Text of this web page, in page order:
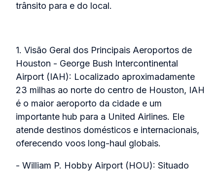
trânsito para e do local.
1. Visão Geral dos Principais Aeroportos de
Houston - George Bush Intercontinental
Airport (IAH): Localizado aproximadamente
23 milhas ao norte do centro de Houston, IAH
é o maior aeroporto da cidade e um
importante hub para a United Airlines. Ele
atende destinos domésticos e internacionais,
oferecendo voos long-haul globais.
- William P. Hobby Airport (HOU): Situado